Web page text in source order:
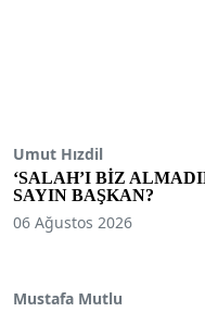
Umut Hızdil
‘SALAH’I BİZ
SAYIN BAŞKAN?
06 Ağustos 2026
Mustafa Mutlu